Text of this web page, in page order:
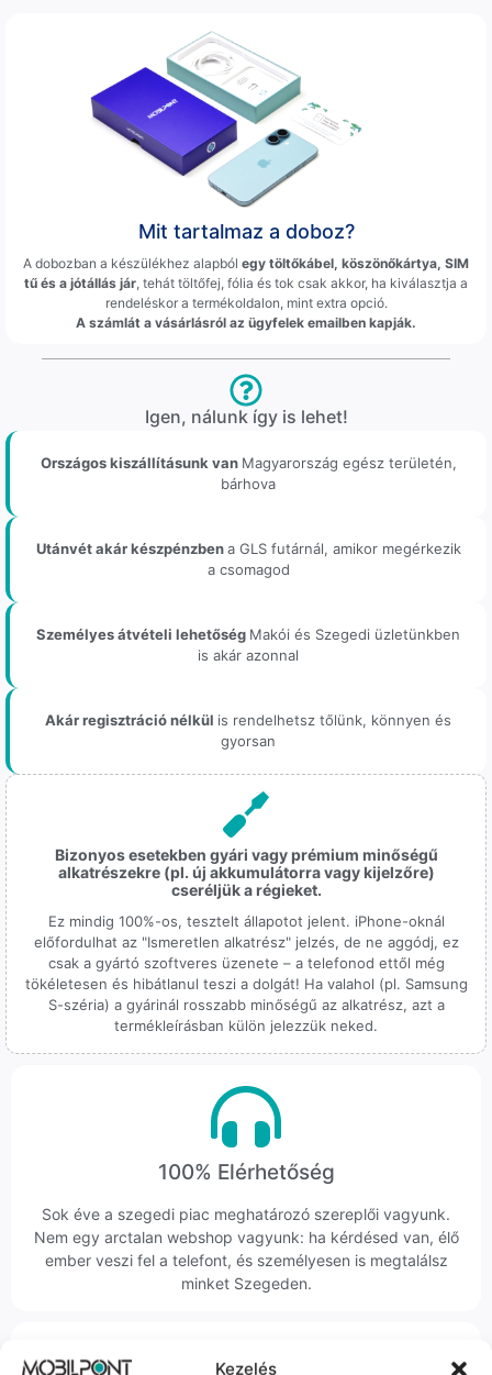
Kezelés
Mit tartalmaz a doboz?
A dobozban a készülékhez alapból egy töltőkábel, köszönőkártya, SIM
tű és a jótállás jár, tehát töltőfej, fólia és tok csak akkor, ha kiválasztja a
rendeléskor a termékoldalon, mint extra opció.
A számlát a vásárlásról az ügyfelek emailben kapják.
Igen, nálunk így is lehet!
Országos kiszállításunk van Magyarország egész területén,
bárhova
Utánvét akár készpénzbena GLS futárnál, amikor megérkezik
a csomagod
Személyes átvételi lehetőség Makói és Szegedi üzletünkben
is akár azonnal
Akár regisztráció nélkül is rendelhetsz tőlünk, könnyen és
gyorsan
Bizonyos esetekben gyári vagy prémium minőségű
alkatrészekre (pl. új akkumulátorra vagy kijelzőre)
cseréljük a régieket.
Ez mindig 100%-os, tesztelt állapotot jelent. iPhone-oknál
előfordulhat az "Ismeretlen alkatrész" jelzés, de ne aggódj, ez
csak a gyártó szoftveres üzenete – a telefonod ettől még
tökéletesen és hibátlanul teszi a dolgát! Ha valahol (pl. Samsung
S-széria) a gyárinál rosszabb minőségű az alkatrész, azt a
termékleírásban külön jelezzük neked.
100% Elérhetőség
Sok éve a szegedi piac meghatározó szereplői vagyunk.
Nem egy arctalan webshop vagyunk: ha kérdésed van, élő
ember veszi fel a telefont, és személyesen is megtalálsz
minket Szegeden.